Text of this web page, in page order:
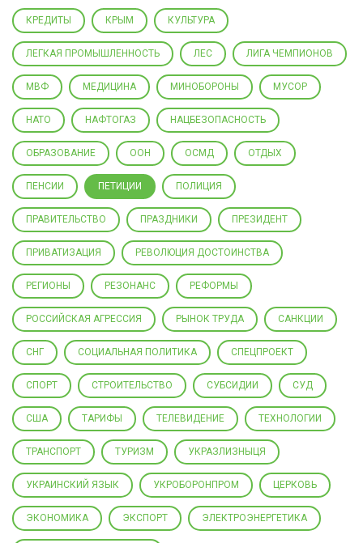
КРЕДИТЫ КРЫМ КУЛЬТУРА
ЛЕГКАЯ ПРОМЫШЛЕННОСТЬ ЛЕС ЛИГА ЧЕМПИОНОВ
МВФ МЕДИЦИНА МИНОБОРОНЫ МУСОР
НАТО НАФТОГАЗ НАЦБЕЗОПАСНОСТЬ
ОБРАЗОВАНИЕ ООН ОСМД ОТДЫХ
ПЕНСИИ ПЕТИЦИИ ПОЛИЦИЯ
ПРАВИТЕЛЬСТВО ПРАЗДНИКИ ПРЕЗИДЕНТ
ПРИВАТИЗАЦИЯ РЕВОЛЮЦИЯ ДОСТОИНСТВА
РЕГИОНЫ РЕЗОНАНС РЕФОРМЫ
РОССИЙСКАЯ АГРЕССИЯ РЫНОК ТРУДА САНКЦИИ
СНГ СОЦИАЛЬНАЯ ПОЛИТИКА СПЕЦПРОЕКТ
СПОРТ СТРОИТЕЛЬСТВО СУБСИДИИ СУД
США ТАРИФЫ ТЕЛЕВИДЕНИЕ ТЕХНОЛОГИИ
ТРАНСПОРТ ТУРИЗМ УКРАЗЛИЗНЫЦЯ
УКРАИНСКИЙ ЯЗЫК УКРОБОРОНПРОМ ЦЕРКОВЬ
ЭКОНОМИКА ЭКСПОРТ ЭЛЕКТРОЭНЕРГЕТИКА